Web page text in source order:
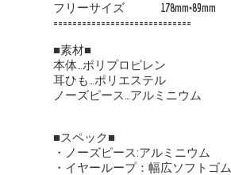
フリーサイズ 178mm×89mm
=============================
■素材■
本体…ポリプロピレン
耳ひも…ポリエステル
ノーズピース…アルミニウム
■スペック■
・ノーズピース:アルミニウム
・イヤーループ：幅広ソフトゴム